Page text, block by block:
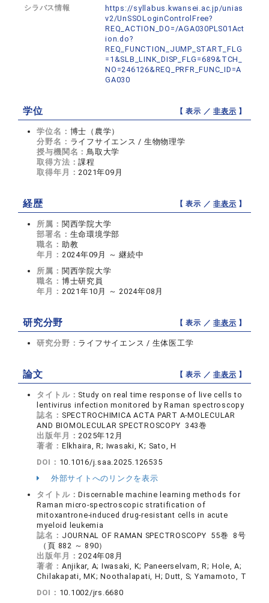
シラバス情報
https://syllabus.kwansei.ac.jp/unias
v2/UnSSOLoginControlFree?
REQ_ACTION_DO=/AGA030PLS01Act
ion.do?
REQ_FUNCTION_JUMP_START_FLG
=1&SLB_LINK_DISP_FLG=689&TCH_
NO=246126&REQ_PRFR_FUNC_ID=A
GA030
学位 【 表示 ／非表示 】
学位名： 博士（農学）
分野名： ライフサイエンス / 生物物理学
授与機関名： 鳥取大学
取得方法：課程
取得年月： 2021年09月
経歴 【 表示 ／非表示 】
所属： 関西学院大学
部署名： 生命環境学部
職名： 助教
年月： 2024年09月 ～ 継続中
所属： 関西学院大学
職名： 博士研究員
年月： 2021年10月 ～ 2024年08月
研究分野 【 表示 ／非表示 】
研究分野： ライフサイエンス / 生体医工学
論文 【 表示 ／非表示 】
タイトル： Study on real time response of live cells to
lentivirus infection monitored by Raman spectroscopy
誌名： SPECTROCHIMICA ACTA PART A-MOLECULAR
AND BIOMOLECULAR SPECTROSCOPY 343巻
出版年月： 2025年12月
著者： Elkhaira, R; Iwasaki, K; Sato, H
DOI： 10.1016/j.saa.2025.126535
外部サイトへのリンクを表示
タイトル：Discernable machine learning methods for
Raman micro-spectroscopic stratification of
mitoxantrone-induced drug-resistant cells in acute
myeloid leukemia
誌名： JOURNAL OF RAMAN SPECTROSCOPY 55巻 8号
（頁 882 ～ 890）
出版年月： 2024年08月
著者： Anjikar, A; Iwasaki, K; Paneerselvam, R; Hole, A;
Chilakapati, MK; Noothalapati, H; Dutt, S; Yamamoto, T
DOI： 10.1002/jrs.6680